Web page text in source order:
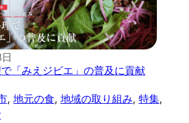
「みえジビエ」の普及に貢献
, 地元の食, 地域の取り組み, 特集